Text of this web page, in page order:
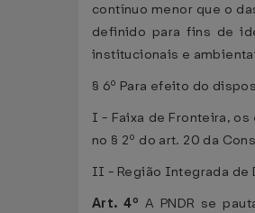
contínuo menor que o
definido para fins de
institucionais e
§ 6º Para efeito do
I - Faixa de Fronteira,
no § 2º do art. 20 da
II - Região Integrada de
Art. 4º A PNDR se